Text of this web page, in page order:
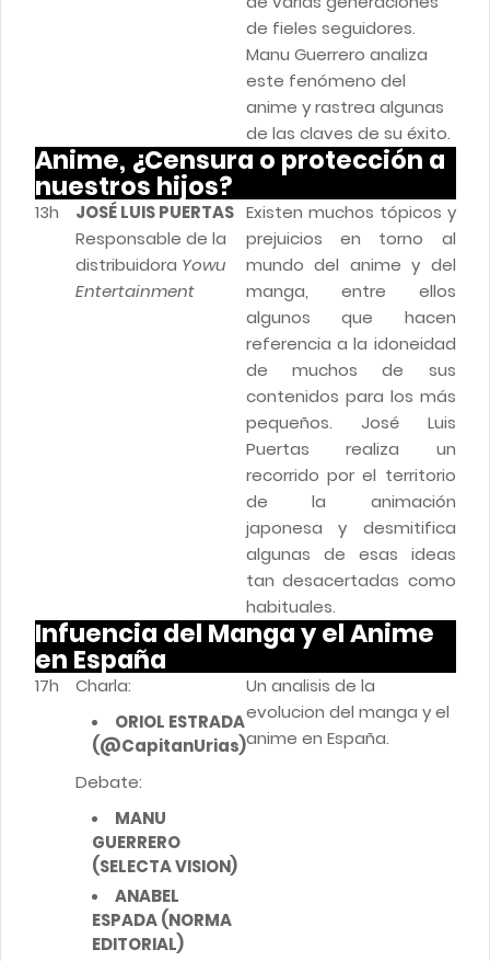
de fieles seguidores.
Manu Guerrero analiza
este fenómeno del
anime y rastrea algunas
de las claves de su éxito.
Anime, ¿Censura o protección a
nuestros hijos?
13h
JOSÉ LUIS PUERTAS
Responsable de la
distribuidora Yowu
Entertainment
Existen muchos tópicos y
prejuicios en torno al
mundo del anime y del
manga, entre ellos
algunos que hacen
referencia a la idoneidad
de muchos de sus
contenidos para los más
pequeños. José Luis
Puertas realiza un
recorrido por el territorio
de la animación
japonesa y desmitifica
algunas de esas ideas
tan desacertadas como
habituales.
Infuencia del Manga y el Anime
en España
17h
Charla:
ORIOL ESTRADA
(@CapitanUrias)
Debate:
MANU
GUERRERO
(SELECTA VISION)
ANABEL
ESPADA (NORMA
EDITORIAL)
Un analisis de la
evolucion del manga y el
anime en España.